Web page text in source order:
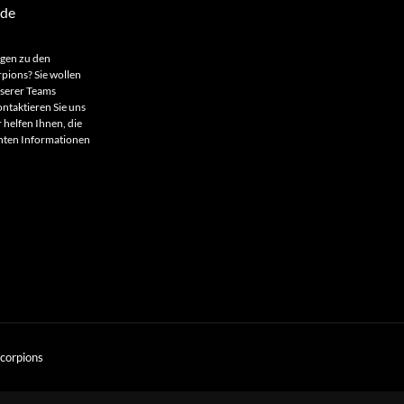
zu den
Sie wollen
Teams
Sie uns
helfen Ihnen, die
Informationen